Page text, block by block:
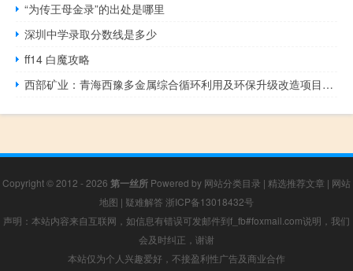
“为传王母金录”的出处是哪里
深圳中学录取分数线是多少
ff14 白魔攻略
西部矿业：青海西豫多金属综合循环利用及环保升级改造项目计划于2024年年中建成投产
Copyright © 2012 - 2026 第一丝所 Powered by 网站分类目录 | 精选推荐文章 | 网站
地图 | 疑难解答 浙ICP备13018432号
声明：本站内容来自互联网，如信息有错误可发邮件到f_fb#foxmail.com说明，我们
会及时纠正，谢谢
本站仅为个人兴趣爱好，不接盈利性广告及商业合作